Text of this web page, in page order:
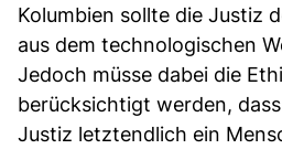
Kolumbien sollte die Justiz
aus dem technologischen
Jedoch müsse dabei die
berücksichtigt werden,
Justiz letztendlich ein